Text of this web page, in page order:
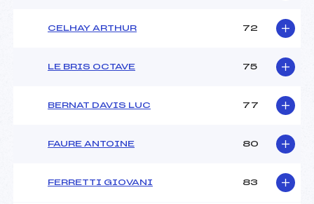
CELHAY ARTHUR 72
LE BRIS OCTAVE 75
BERNAT DAVIS LUC 77
FAURE ANTOINE 80
FERRETTI GIOVANI 83